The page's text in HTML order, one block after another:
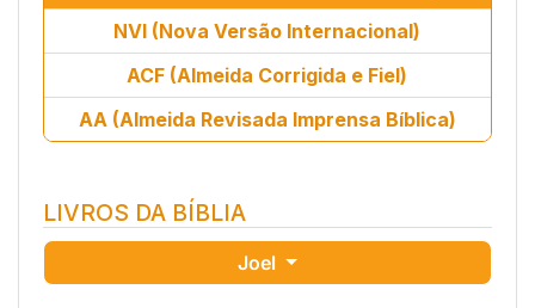
NVI (Nova Versão Internacional)
ACF (Almeida Corrigida e Fiel)
AA (Almeida Revisada Imprensa Bíblica)
LIVROS DA BÍBLIA
Joel